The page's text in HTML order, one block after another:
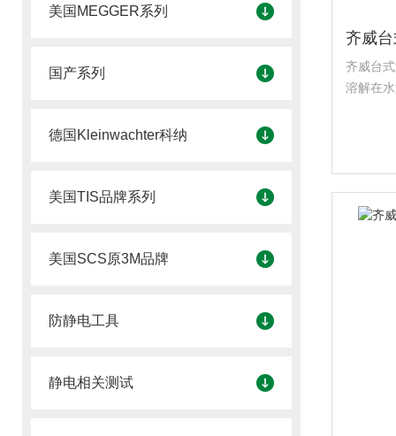
美国MEGGER系列
国产系列
德国Kleinwachter科纳
美国TIS品牌系列
美国SCS原3M品牌
防静电工具
静电相关测试
齐威台
溶解在